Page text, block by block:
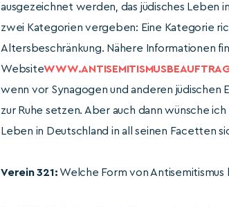
ausgezeichnet werden, das jüdisches Leben
zwei Kategorien vergeben: Eine Kategorie
Altersbeschränkung. Nähere Informationen
Website
wenn vor Synagogen und anderen jüdischen
zur Ruhe setzen. Aber auch dann wünsche
Leben in Deutschland in all seinen Facetten
Verein 321:Welche Form von